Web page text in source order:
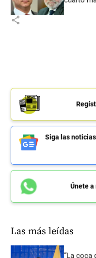
share
Siga las
Únete a
Las más leídas
“La coca